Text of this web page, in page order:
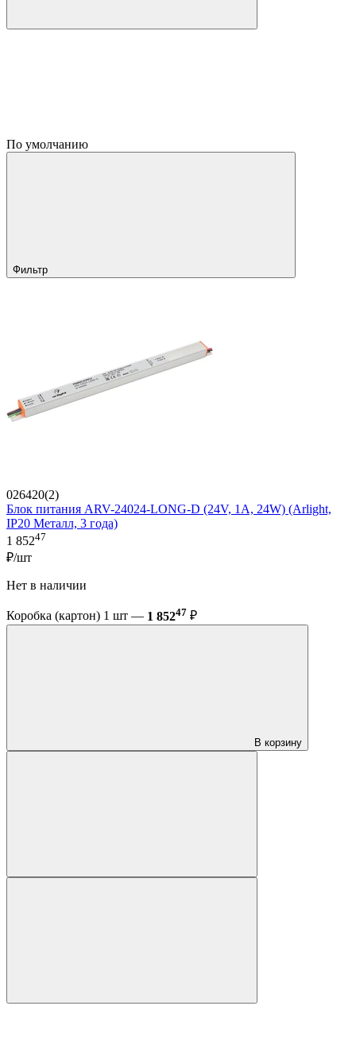
По умолчанию
Фильтр
026420(2)
Блок питания ARV-24024-LONG-D (24V, 1A, 24W) (Arlight,
IP20 Металл, 3 года)
1 85247
₽/шт
Нет в наличии
Коробка (картон) 1 шт — 1 85247 ₽
В корзину